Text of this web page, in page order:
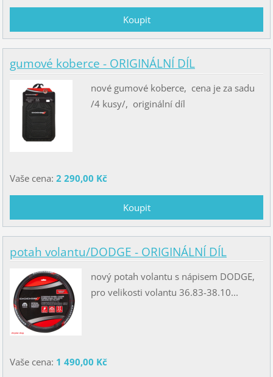
gumové koberce - ORIGINÁLNÍ DÍL
nové gumové koberce, cena je za sadu
/4 kusy/, originální díl
Vaše cena: 2 290,00 Kč
potah volantu/DODGE - ORIGINÁLNÍ DÍL
nový potah volantu s nápisem DODGE,
pro velikosti volantu 36.83-38.10...
Vaše cena: 1 490,00 Kč